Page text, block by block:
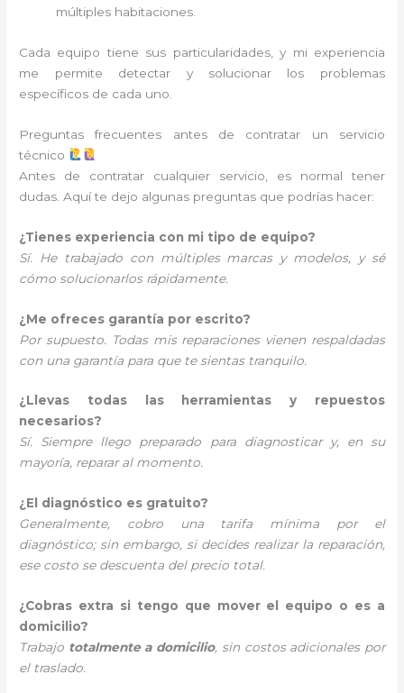
múltiples habitaciones.
Cada equipo tiene sus particularidades, y mi experiencia
me permite detectar y solucionar los problemas
específicos de cada uno.
Preguntas frecuentes antes de contratar un servicio
técnico
Antes de contratar cualquier servicio, es normal tener
dudas. Aquí te dejo algunas preguntas que podrías hacer:
¿Tienes experiencia con mi tipo de equipo?
Sí. He trabajado con múltiples marcas y modelos, y sé
cómo solucionarlos rápidamente.
¿Me ofreces garantía por escrito?
Por supuesto. Todas mis reparaciones vienen respaldadas
con una garantía para que te sientas tranquilo.
¿Llevas todas las herramientas y repuestos
necesarios?
Sí. Siempre llego preparado para diagnosticar y, en su
mayoría, reparar al momento.
¿El diagnóstico es gratuito?
Generalmente, cobro una tarifa mínima por el
diagnóstico; sin embargo, si decides realizar la reparación,
ese costo se descuenta del precio total.
¿Cobras extra si tengo que mover el equipo o es a
domicilio?
Trabajo totalmente a domicilio, sin costos adicionales por
el traslado.